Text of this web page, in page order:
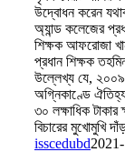
উদ্বোধন করেন
অ্যান্ড কলেজের
শিক্ষক আফরোজা
প্রধান শিক্ষক
উল্লেখ্য যে, ২০০৯
অগ্নিকাণ্ডে
৩০ লক্ষাধিক
বিচারের মুখােমুখি
isscedubd